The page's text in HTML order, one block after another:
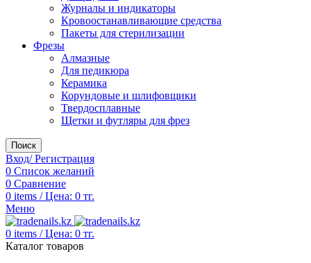
Журналы и индикаторы
Кровоостанавливающие средства
Пакеты для стерилизации
Фрезы
Алмазные
Для педикюра
Керамика
Корундовые и шлифовщики
Твердосплавные
Щетки и футляры для фрез
Поиск
Вход/ Регистрация
0 Список желаний
0 Сравнение
0 items / Цена: 0 тг.
Меню
0 items / Цена: 0 тг.
Каталог товаров